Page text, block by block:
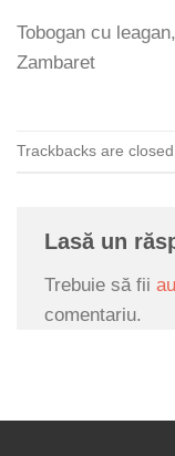
Tobogan cu
Zambaret
Trackbacks are
Lasă un
Trebuie să fii
comentariu.